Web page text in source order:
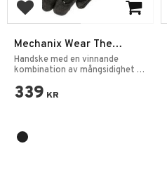
Lägg till i favoriter
Mechanix Wear The
Original
Handske med en vinnande
kombination av mångsidighet &
339 KR